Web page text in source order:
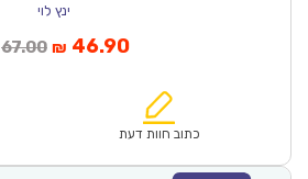
ינץ לוי
67.00המחיר
₪67.00.
₪ 46.90המחיר
הוא:
כתוב חוות דעת